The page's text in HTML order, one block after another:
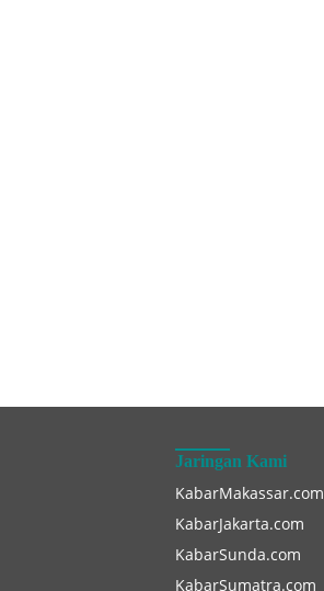
Jaringan Kami
KabarMakassar.com
KabarJakarta.com
KabarSunda.com
KabarSumatra.com